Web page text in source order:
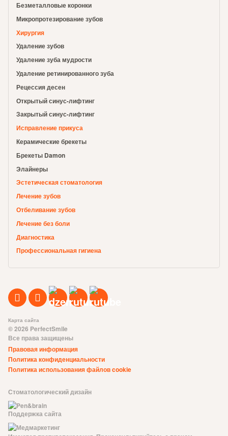
Безметалловые коронки
Микропротезирование зубов
Хирургия
Удаление зубов
Удаление зуба мудрости
Удаление ретинированного зуба
Рецессия десен
Открытый синус-лифтинг
Закрытый синус-лифтинг
Исправление прикуса
Керамические брекеты
Брекеты Damon
Элайнеры
Эстетическая стоматология
Лечение зубов
Отбеливание зубов
Лечение без боли
Диагностика
Профессиональная гигиена
Карта сайта
© 2026 PerfectSmile
Все права защищены
Правовая информация
Политика конфиденциальности
Политика использования файлов cookie
Стоматологический дизайн
Поддержка сайта